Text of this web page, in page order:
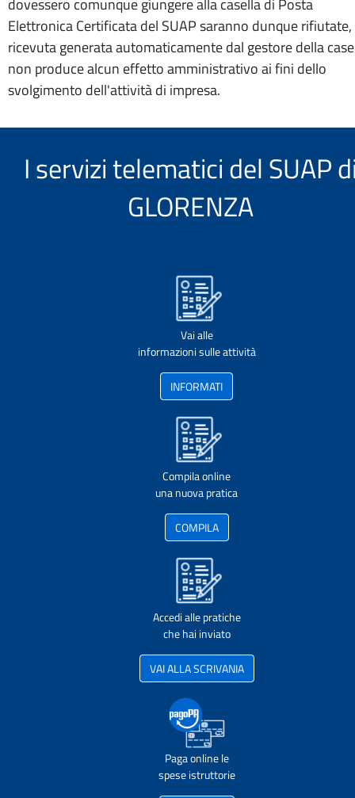
dovessero comunque giungere alla casella di Posta
Elettronica Certificata del SUAP saranno dunque rifiutate,
ricevuta generata automaticamente dal gestore della
non produce alcun effetto amministrativo ai fini dello
svolgimento dell'attività di impresa.
I servizi telematici del SUAP
GLORENZA
Vai alle
informazioni sulle attività
INFORMATI
Compila online
una nuova pratica
COMPILA
Accedi alle pratiche
che hai inviato
VAI ALLA SCRIVANIA
Paga online le
spese istruttorie